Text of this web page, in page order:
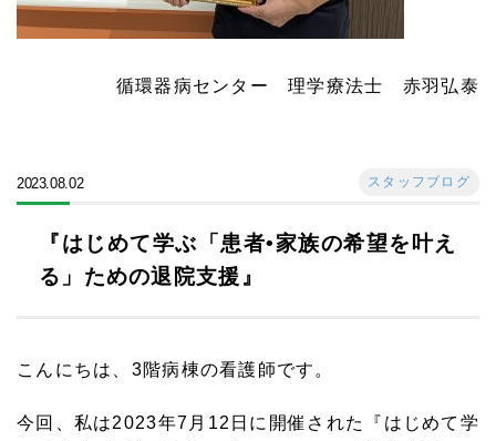
循環器病センター 理学療法士 赤羽弘泰
2023.08.02 スタッフブログ
『はじめて学ぶ「患者•家族の希望を叶え
る」ための退院支援』
こんにちは、3階病棟の看護師です。
今回、私は2023年7月12日に開催された『はじめて学